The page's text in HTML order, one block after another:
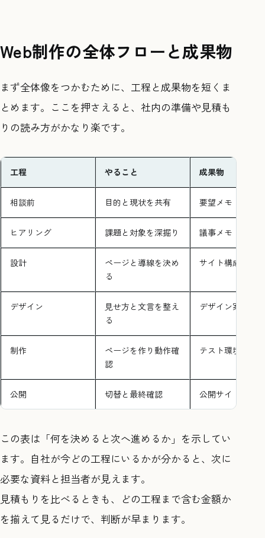
Web制作の全体フローと成果物
まず全体像をつかむために、工程と成果物を短くま
とめます。ここを押さえると、社内の準備や見積も
りの読み方がかなり楽です。
工程 やること 成果物
相談前 目的と現状を共有 要望メモ
ヒアリング 課題と対象を深掘り 議事メモ
設計
ページと導線を決め
る
サイト構成案
デザイン
見せ方と文言を整え
る
デザイン案
制作
ページを作り動作確
認
テスト環境
公開 切替と最終確認 公開サイト
この表は「何を決めると次へ進めるか」を示してい
ます。自社が今どの工程にいるかが分かると、次に
必要な資料と担当者が見えます。
見積もりを比べるときも、どの工程まで含む金額か
を揃えて見るだけで、判断が早まります。